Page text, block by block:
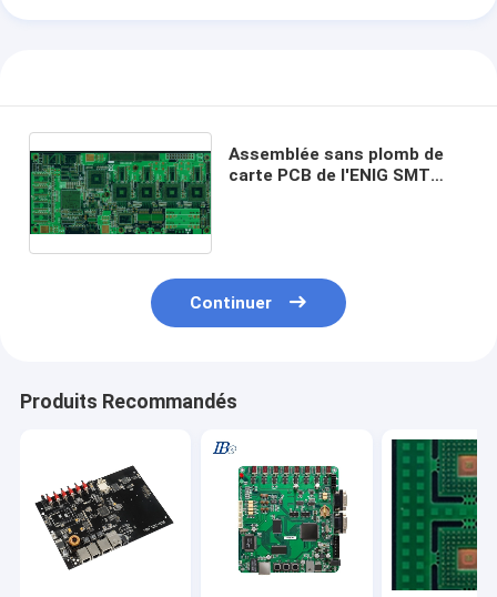
Assemblée sans plomb de
carte PCB de l'ENIG SMT
Continuer
Produits Recommandés